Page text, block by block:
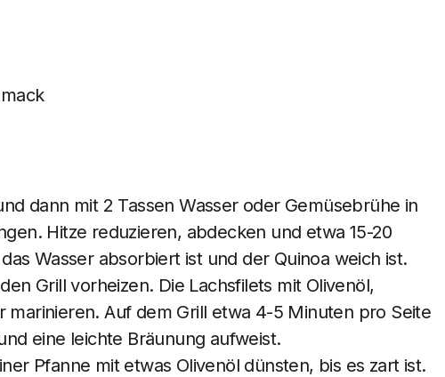
dann mit 2 Tassen Wasser oder Gemüsebrühe in
Hitze reduzieren, abdecken und etwa 15-20
Wasser absorbiert ist und der Quinoa weich ist.
Grill vorheizen. Die Lachsfilets mit Olivenöl,
marinieren. Auf dem Grill etwa 4-5 Minuten pro Seite
eine leichte Bräunung aufweist.
Pfanne mit etwas Olivenöl dünsten, bis es zart ist.